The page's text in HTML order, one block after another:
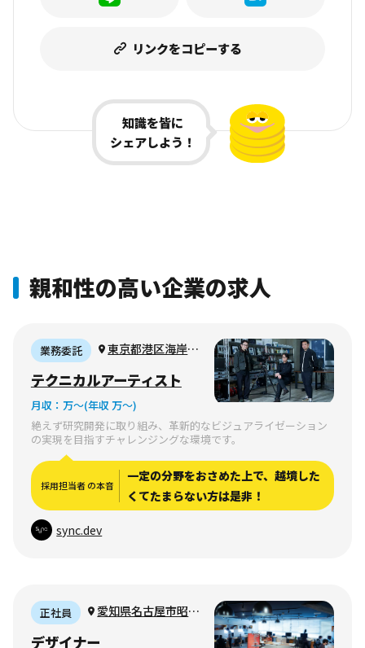
知識を皆に
シェアしよう！
リンクをコピーする
親和性の高い企業の求人
業務委託
東京都港区海岸3-
テクニカルアーティスト
月収： 万〜(年収 万〜)
絶えず研究開発に取り組み、革新的なビジュアライゼーション
の実現を目指すチャレンジングな環境です。
採用担当者 の本音
一定の分野をおさめた上で、越境した
くてたまらない方は是非！
sync.dev
正社員
愛知県名古屋市昭和
デザイナー